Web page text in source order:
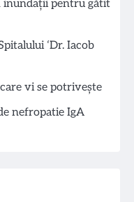
inundații pentru gătit
‘Dr. Iacob
vi se potrivește
nefropatie IgA